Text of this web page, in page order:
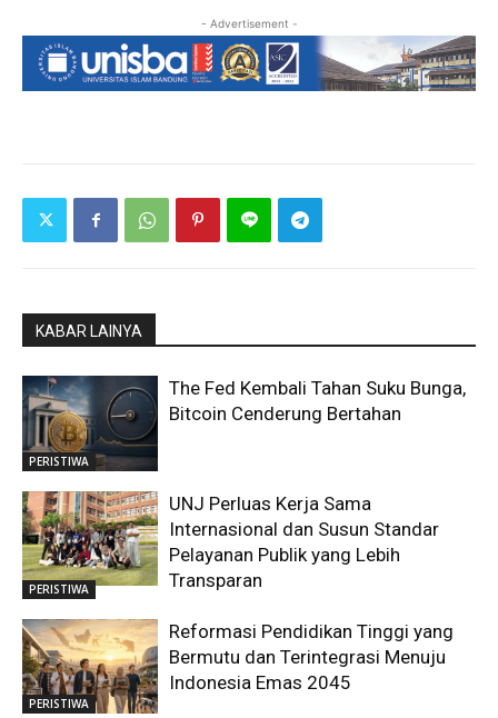
- Advertisement -
KABAR LAINYA
PERISTIWA
The Fed Kembali Tahan Suku Bunga,
Bitcoin Cenderung Bertahan
PERISTIWA
UNJ Perluas Kerja Sama
Internasional dan Susun Standar
Pelayanan Publik yang Lebih
Transparan
PERISTIWA
Reformasi Pendidikan Tinggi yang
Bermutu dan Terintegrasi Menuju
Indonesia Emas 2045